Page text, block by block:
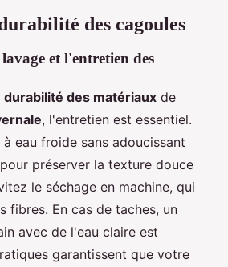
des cagoules
et l'entretien des
durabilité des matériaux de
, l'entretien est essentiel.
eau froide sans adoucissant
préserver la texture douce
le séchage en machine, qui
fibres. En cas de taches, un
avec de l'eau claire est
garantissent que votre